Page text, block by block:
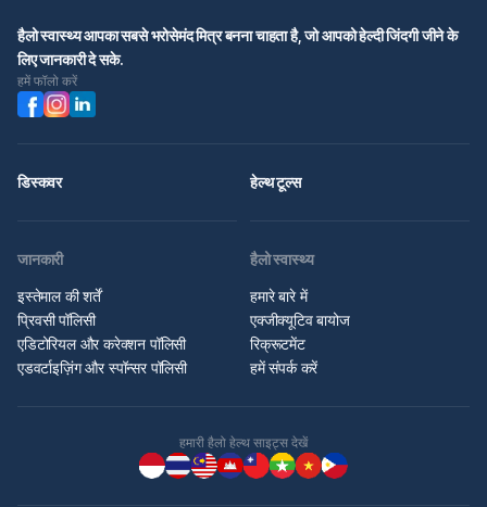
हैलो स्वास्थ्य आपका सबसे भरोसेमंद मित्र बनना चाहता है, जो आपको हेल्दी जिंदगी जीने के
लिए जानकारी दे सके.
हमें फॉलो करें
डिस्कवर हेल्थ टूल्स
जानकारी
इस्तेमाल की शर्तें
प्रिवसी पॉलिसी
एडिटोरियल और करेक्शन पॉलिसी
एडवर्टाइज़िंग और स्पॉन्सर पॉलिसी
हैलो स्वास्थ्य
हमारे बारे में
एक्जीक्यूटिव बायोज
रिक्रूटमेंट
हमें संपर्क करें
हमारी हैलो हेल्थ साइट्स देखें